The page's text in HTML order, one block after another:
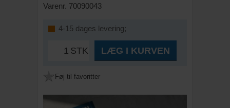
Varenr. 70090043
4-15 dages levering;
STK LÆG I KURVEN
Føj til favoritter